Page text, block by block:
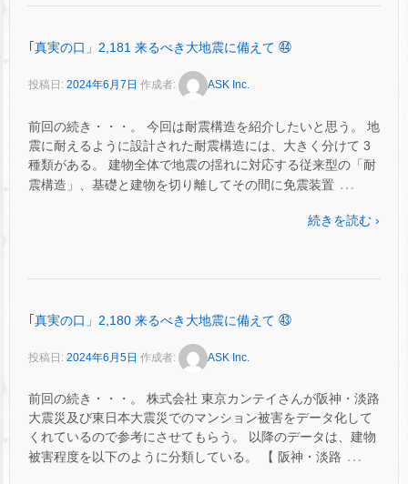
｢真実の口」2,181 来るべき大地震に備えて ㊹
投稿日: 2024年6月7日 作成者: ASK Inc.
前回の続き・・・。 今回は耐震構造を紹介したいと思う。 地
震に耐えるように設計された耐震構造には、大きく分けて 3
種類がある。 建物全体で地震の揺れに対応する従来型の「耐
震構造」、基礎と建物を切り離してその間に免震装置 …
続きを読む ›
｢真実の口」2,180 来るべき大地震に備えて ㊸
投稿日: 2024年6月5日 作成者: ASK Inc.
前回の続き・・・。 株式会社 東京カンテイさんが阪神・淡路
大震災及び東日本大震災でのマンション被害をデータ化して
くれているので参考にさせてもらう。 以降のデータは、建物
被害程度を以下のように分類している。 【 阪神・淡路 …